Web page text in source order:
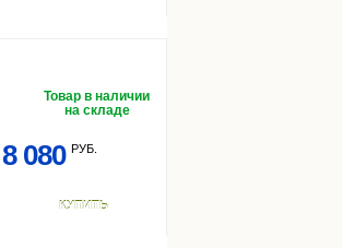
Товар в наличии
на складе
8 080 РУБ.
КУПИТЬ